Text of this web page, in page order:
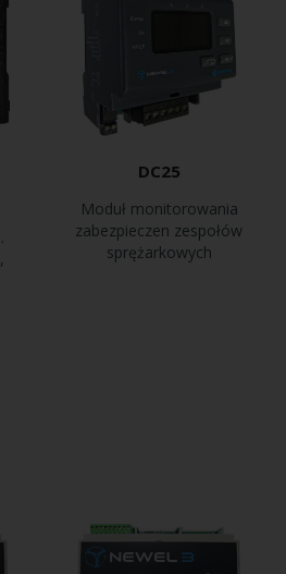
DC25
Moduł monitorowania
zabezpieczen zespołów
sprężarkowych